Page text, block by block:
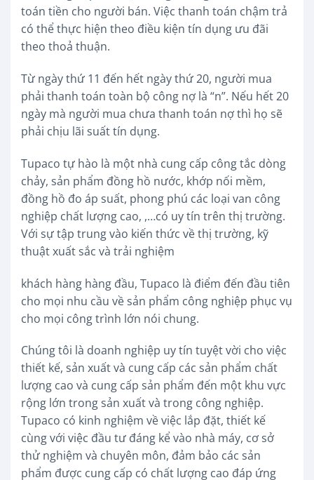
toán tiền cho người bán. Việc thanh toán chậm trả
có thể thực hiện theo điều kiện tín dụng ưu đãi
theo thoả thuận.
Từ ngày thứ 11 đến hết ngày thứ 20, người mua
phải thanh toán toàn bộ công nợ là “n”. Nếu hết 20
ngày mà người mua chưa thanh toán nợ thì họ sẽ
phải chịu lãi suất tín dụng.
Tupaco tự hào là một nhà cung cấp công tắc dòng
chảy, sản phẩm đồng hồ nước, khớp nối mềm,
đồng hồ đo áp suất, phong phú các loại van công
nghiệp chất lượng cao, ,…có uy tín trên thị trường.
Với sự tập trung vào kiến thức về thị trường, kỹ
thuật xuất sắc và trải nghiệm
khách hàng hàng đầu, Tupaco là điểm đến đầu tiên
cho mọi nhu cầu về sản phẩm công nghiệp phục vụ
cho mọi công trình lớn nói chung.
Chúng tôi là doanh nghiệp uy tín tuyệt vời cho việc
thiết kế, sản xuất và cung cấp các sản phẩm chất
lượng cao và cung cấp sản phẩm đến một khu vực
rộng lớn trong sản xuất và trong công nghiệp.
Tupaco có kinh nghiệm về việc lắp đặt, thiết kế
cùng với việc đầu tư đáng kể vào nhà máy, cơ sở
thử nghiệm và chuyên môn, đảm bảo các sản
phẩm được cung cấp có chất lượng cao đáp ứng